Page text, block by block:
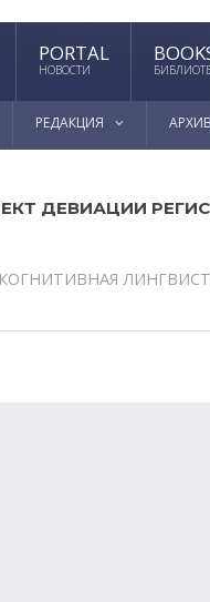
PORTAL
НОВОСТИ
РЕДАКЦИЯ АРХИВ
ДЕВИАЦИИ
КОГНИТИВНАЯ